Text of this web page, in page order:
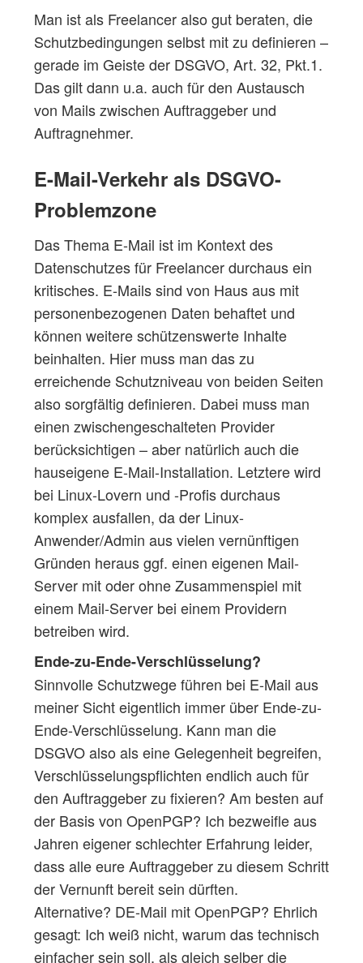
Man ist als Freelancer also gut beraten, die
Schutzbedingungen selbst mit zu definieren –
gerade im Geiste der DSGVO, Art. 32, Pkt.1.
Das gilt dann u.a. auch für den Austausch
von Mails zwischen Auftraggeber und
Auftragnehmer.
E-Mail-Verkehr als DSGVO-
Problemzone
Das Thema E-Mail ist im Kontext des
Datenschutzes für Freelancer durchaus ein
kritisches. E-Mails sind von Haus aus mit
personenbezogenen Daten behaftet und
können weitere schützenswerte Inhalte
beinhalten. Hier muss man das zu
erreichende Schutzniveau von beiden Seiten
also sorgfältig definieren. Dabei muss man
einen zwischengeschalteten Provider
berücksichtigen – aber natürlich auch die
hauseigene E-Mail-Installation. Letztere wird
bei Linux-Lovern und -Profis durchaus
komplex ausfallen, da der Linux-
Anwender/Admin aus vielen vernünftigen
Gründen heraus ggf. einen eigenen Mail-
Server mit oder ohne Zusammenspiel mit
einem Mail-Server bei einem Providern
betreiben wird.
Ende-zu-Ende-Verschlüsselung?
Sinnvolle Schutzwege führen bei E-Mail aus
meiner Sicht eigentlich immer über Ende-zu-
Ende-Verschlüsselung. Kann man die
DSGVO also als eine Gelegenheit begreifen,
Verschlüsselungspflichten endlich auch für
den Auftraggeber zu fixieren? Am besten auf
der Basis von OpenPGP? Ich bezweifle aus
Jahren eigener schlechter Erfahrung leider,
dass alle eure Auftraggeber zu diesem Schritt
der Vernunft bereit sein dürften.
Alternative? DE-Mail mit OpenPGP? Ehrlich
gesagt: Ich weiß nicht, warum das technisch
einfacher sein soll, als gleich selber die